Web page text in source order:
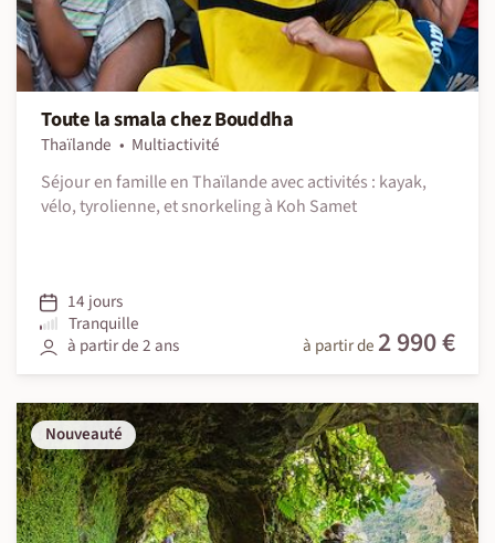
Toute la smala chez Bouddha
Thaïlande
Multiactivité
Séjour en famille en Thaïlande avec activités : kayak,
vélo, tyrolienne, et snorkeling à Koh Samet
14 jours
Tranquille
à partir de 2 ans
à partir de 2 990 €
Nouveauté